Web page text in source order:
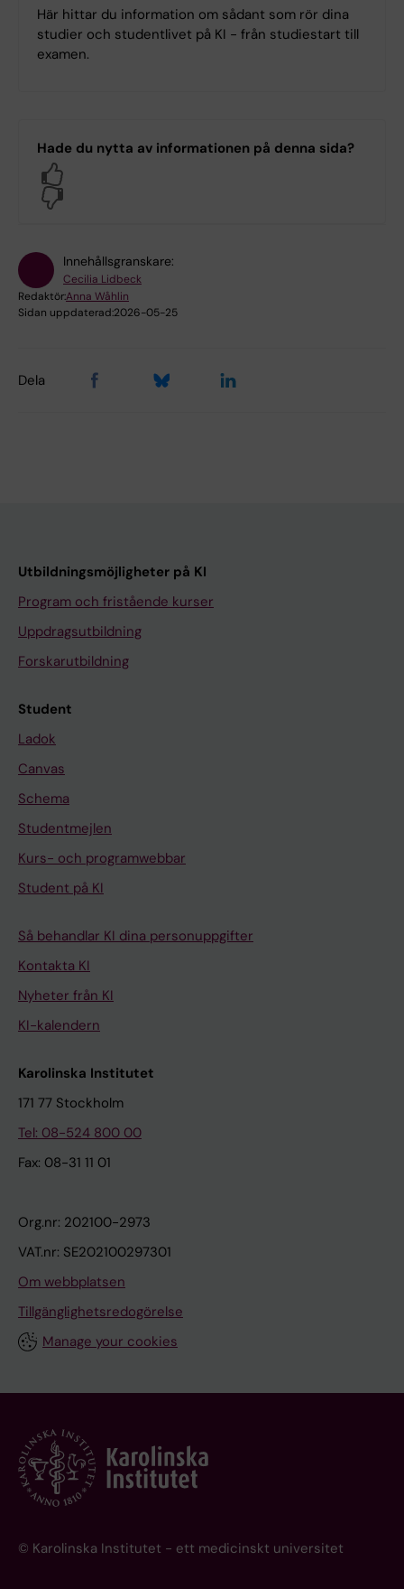
Här hittar du information om sådant som rör dina
studier och studentlivet på KI - från studiestart till
examen.
Hade du nytta av informationen på denna sida?
Innehållsgranskare:
Cecilia Lidbeck
Redaktör:Anna Wåhlin
Sidan uppdaterad:2026-05-25
Dela
Utbildningsmöjligheter på KI
Program och fristående kurser
Uppdragsutbildning
Forskarutbildning
Student
Ladok
Canvas
Schema
Studentmejlen
Kurs- och programwebbar
Student på KI
Så behandlar KI dina personuppgifter
Kontakta KI
Nyheter från KI
KI-kalendern
Karolinska Institutet
171 77 Stockholm
Tel: 08-524 800 00
Fax: 08-31 11 01
Org.nr: 202100-2973
VAT.nr: SE202100297301
Om webbplatsen
Tillgänglighetsredogörelse
Manage your cookies
© Karolinska Institutet - ett medicinskt universitet